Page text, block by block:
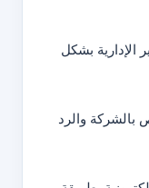
الإدارية بشكل
بالشركة والرد